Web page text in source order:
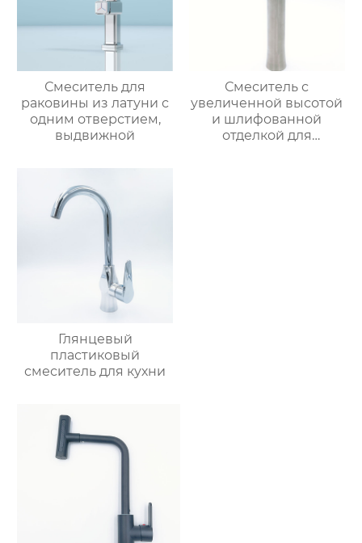
Смеситель для
раковины из латуни с
одним отверстием,
выдвижной
Смеситель с
увеличенной высотой
и шлифованной
отделкой для
Глянцевый
пластиковый
смеситель для кухни